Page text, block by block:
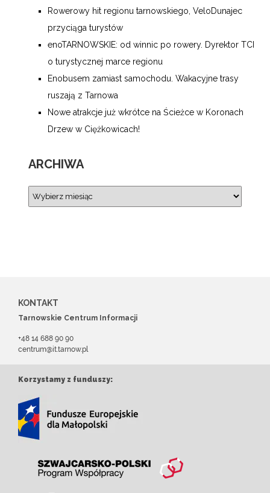
Rowerowy hit regionu tarnowskiego, VeloDunajec
przyciąga turystów
enoTARNOWSKIE: od winnic po rowery. Dyrektor TCI
o turystycznej marce regionu
Enobusem zamiast samochodu. Wakacyjne trasy
ruszają z Tarnowa
Nowe atrakcje już wkrótce na Ścieżce w Koronach
Drzew w Ciężkowicach!
ARCHIWA
KONTAKT
Tarnowskie Centrum Informacji
+48 14 688 90 90
centrum@it.tarnow.pl
Korzystamy z funduszy: